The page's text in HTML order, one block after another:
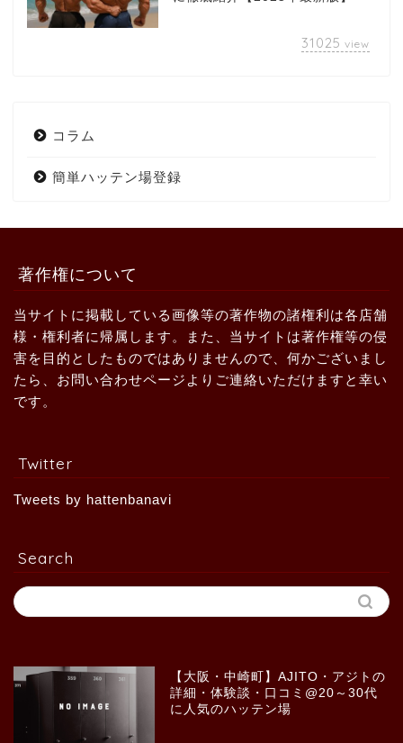
31025 view
コラム
簡単ハッテン場登録
著作権について
当サイトに掲載している画像等の著作物の諸権利は各店舗
様・権利者に帰属します。また、当サイトは著作権等の侵
害を目的としたものではありませんので、何かございまし
たら、お問い合わせページよりご連絡いただけますと幸い
です。
Twitter
Tweets by hattenbanavi
Search
【大阪・中崎町】AJITO・アジトの
詳細・体験談・口コミ@20～30代
に人気のハッテン場